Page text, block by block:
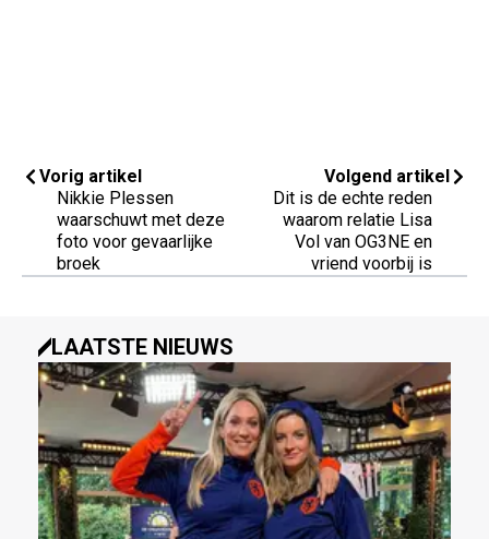
Vorig artikel
Nikkie Plessen
waarschuwt met deze
foto voor gevaarlijke
broek
Volgend artikel
Dit is de echte reden
waarom relatie Lisa
Vol van OG3NE en
vriend voorbij is
LAATSTE NIEUWS